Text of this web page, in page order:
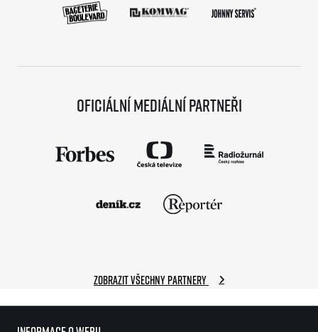
Oficiální mediální partneři
Zobrazit všechny partnery